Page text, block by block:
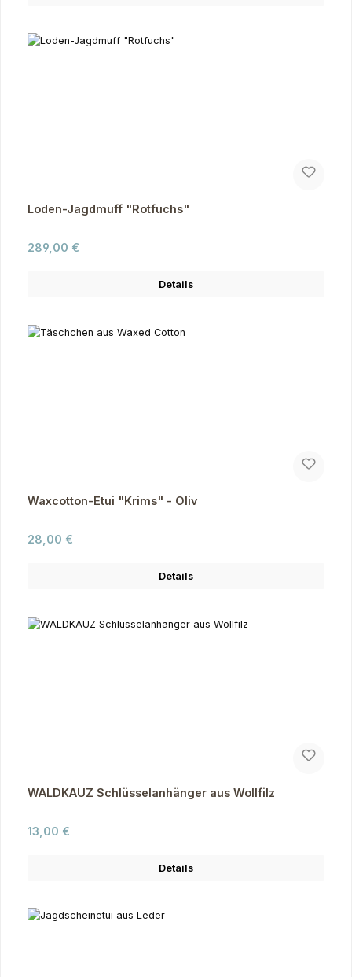
Loden-Jagdmuff "Rotfuchs"
Regulärer Preis:
289,00 €
Details
Waxcotton-Etui "Krims" - Oliv
Regulärer Preis:
28,00 €
Details
WALDKAUZ Schlüsselanhänger aus Wollfilz
Regulärer Preis:
13,00 €
Details